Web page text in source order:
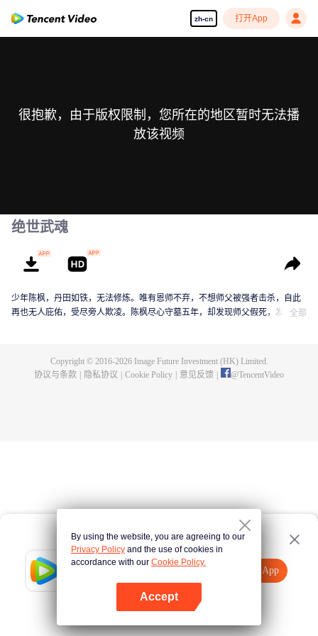
zh-cn 打开App
Tencent Video
打开App
点击此处
很抱歉，由于版权限制，您所在的地区暂时无法播
放该视频
绝世武魂
少年陈枫，丹田如铁，无法修炼。唯有恩师不弃，不想师父被强者击杀，自此
再也无人庇佑，受尽旁人欺凌。陈枫尽心守墓五年，却发现师父假死，发现师
全部
Copyright © 2016-2026Image Future Investment (HK) Limited.
协议与条款
隐私协议 Cookie Policy 意见反馈 @TencentVideo
By using the website, you are agreeing to our
Privacy Policy and the use of cookies in
accordance with our Cookie Policy.
Accept